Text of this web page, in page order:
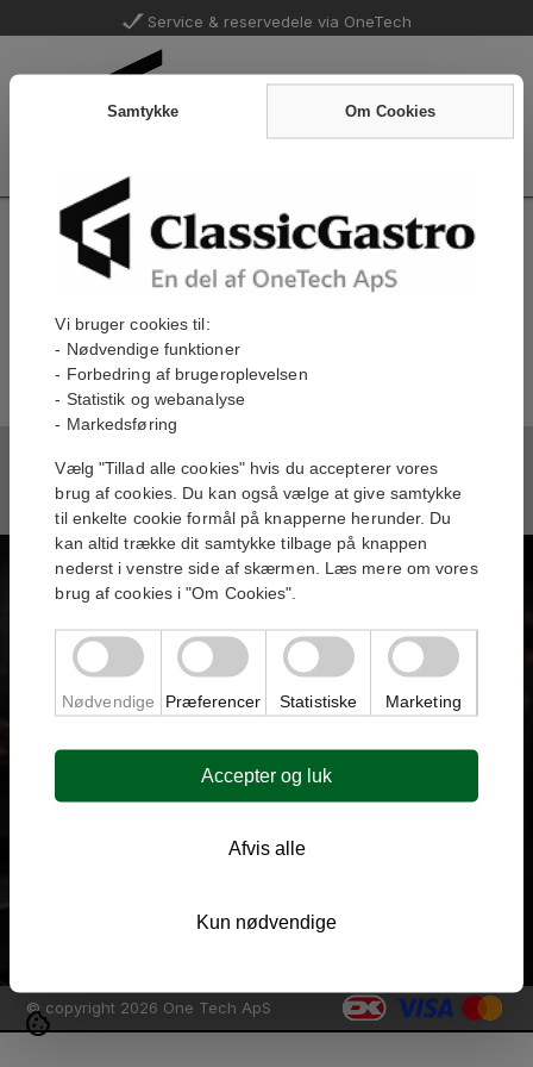
Service & reservedele via OneTech
Forside Mest solgte
Mest solgte
Ingen mest solgte.
Tilmeld
Om Classic Gastro
Shop & Sortiment
© copyright 2026 One Tech ApS
cookie
Samtykke Om Cookies
Vi bruger cookies til:
- Nødvendige funktioner
- Forbedring af brugeroplevelsen
- Statistik og webanalyse
- Markedsføring
Vælg "Tillad alle cookies" hvis du accepterer vores
brug af cookies. Du kan også vælge at give samtykke
til enkelte cookie formål på knapperne herunder. Du
kan altid trække dit samtykke tilbage på knappen
nederst i venstre side af skærmen. Læs mere om vores
brug af cookies i "Om Cookies".
Nødvendige Præferencer Statistiske Marketing
Afvis alle
Kun nødvendige
Accepter og luk